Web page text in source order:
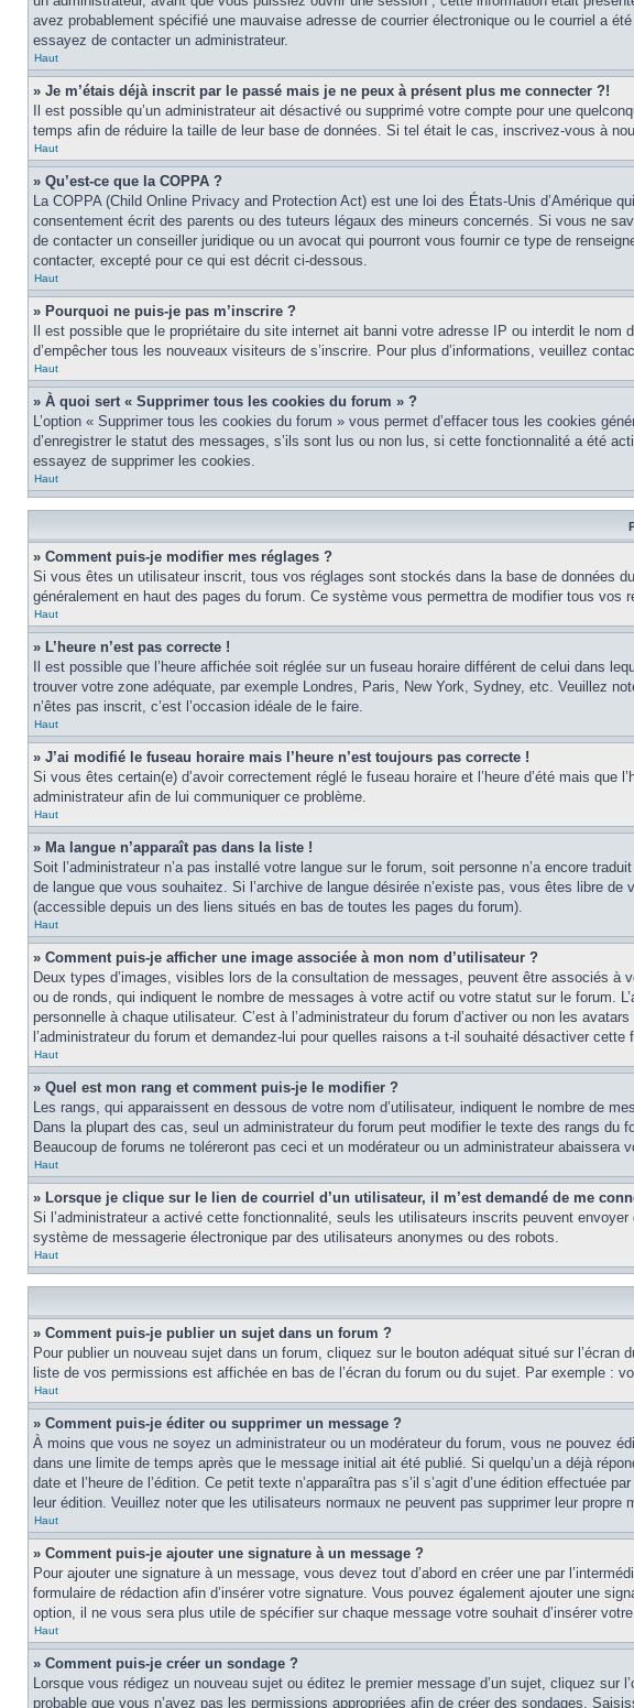
avez probablement spécifié une mauvaise adresse de courrier électronique ou le courriel a
essayez de contacter un administrateur.
Haut
» Je m’étais déjà inscrit par le passé mais je ne peux à présent plus me connecter ?!
Il est possible qu’un administrateur ait désactivé ou supprimé votre compte pour une
temps afin de réduire la taille de leur base de données. Si tel était le cas, inscrivez-vous à
Haut
» Qu’est-ce que la COPPA ?
La COPPA (Child Online Privacy and Protection Act) est une loi des États-Unis d’Amérique
consentement écrit des parents ou des tuteurs légaux des mineurs concernés. Si vous ne
de contacter un conseiller juridique ou un avocat qui pourront vous fournir ce type de
contacter, excepté pour ce qui est décrit ci-dessous.
Haut
» Pourquoi ne puis-je pas m’inscrire ?
Il est possible que le propriétaire du site internet ait banni votre adresse IP ou interdit le
d’empêcher tous les nouveaux visiteurs de s’inscrire. Pour plus d’informations, veuillez
Haut
» À quoi sert « Supprimer tous les cookies du forum » ?
L’option « Supprimer tous les cookies du forum » vous permet d’effacer tous les cookies
d’enregistrer le statut des messages, s’ils sont lus ou non lus, si cette fonctionnalité a été
essayez de supprimer les cookies.
Haut
» Comment puis-je modifier mes réglages ?
Si vous êtes un utilisateur inscrit, tous vos réglages sont stockés dans la base de données
généralement en haut des pages du forum. Ce système vous permettra de modifier tous vos
Haut
» L’heure n’est pas correcte !
Il est possible que l’heure affichée soit réglée sur un fuseau horaire différent de celui dans
trouver votre zone adéquate, par exemple Londres, Paris, New York, Sydney, etc. Veuillez
n’êtes pas inscrit, c’est l’occasion idéale de le faire.
Haut
» J’ai modifié le fuseau horaire mais l’heure n’est toujours pas correcte !
Si vous êtes certain(e) d’avoir correctement réglé le fuseau horaire et l’heure d’été mais que
administrateur afin de lui communiquer ce problème.
Haut
» Ma langue n’apparaît pas dans la liste !
Soit l’administrateur n’a pas installé votre langue sur le forum, soit personne n’a encore
de langue que vous souhaitez. Si l’archive de langue désirée n’existe pas, vous êtes libre
(accessible depuis un des liens situés en bas de toutes les pages du forum).
Haut
» Comment puis-je afficher une image associée à mon nom d’utilisateur ?
Deux types d’images, visibles lors de la consultation de messages, peuvent être associés à
ou de ronds, qui indiquent le nombre de messages à votre actif ou votre statut sur le forum.
personnelle à chaque utilisateur. C’est à l’administrateur du forum d’activer ou non les
l’administrateur du forum et demandez-lui pour quelles raisons a t-il souhaité désactiver cette
Haut
» Quel est mon rang et comment puis-je le modifier ?
Les rangs, qui apparaissent en dessous de votre nom d’utilisateur, indiquent le nombre de
Dans la plupart des cas, seul un administrateur du forum peut modifier le texte des rangs
Beaucoup de forums ne toléreront pas ceci et un modérateur ou un administrateur abaissera
Haut
» Lorsque je clique sur le lien de courriel d’un utilisateur, il m’est demandé de me
Si l’administrateur a activé cette fonctionnalité, seuls les utilisateurs inscrits peuvent
système de messagerie électronique par des utilisateurs anonymes ou des robots.
Haut
» Comment puis-je publier un sujet dans un forum ?
Pour publier un nouveau sujet dans un forum, cliquez sur le bouton adéquat situé sur
liste de vos permissions est affichée en bas de l’écran du forum ou du sujet. Par exemple :
Haut
» Comment puis-je éditer ou supprimer un message ?
À moins que vous ne soyez un administrateur ou un modérateur du forum, vous ne pouvez
dans une limite de temps après que le message initial ait été publié. Si quelqu’un a déjà
date et l’heure de l’édition. Ce petit texte n’apparaîtra pas s’il s’agit d’une édition effectuée
leur édition. Veuillez noter que les utilisateurs normaux ne peuvent pas supprimer leur propre
Haut
» Comment puis-je ajouter une signature à un message ?
Pour ajouter une signature à un message, vous devez tout d’abord en créer une par
formulaire de rédaction afin d’insérer votre signature. Vous pouvez également ajouter une
option, il ne vous sera plus utile de spécifier sur chaque message votre souhait d’insérer
Haut
» Comment puis-je créer un sondage ?
Lorsque vous rédigez un nouveau sujet ou éditez le premier message d’un sujet, cliquez
probable que vous n’ayez pas les permissions appropriées afin de créer des sondages.